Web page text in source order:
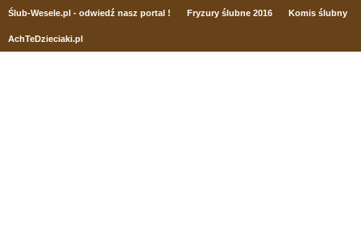
Ślub-Wesele.pl - odwiedź nasz portal ! Fryzury ślubne 2016 Komis ślubny
AchTeDzieciaki.pl